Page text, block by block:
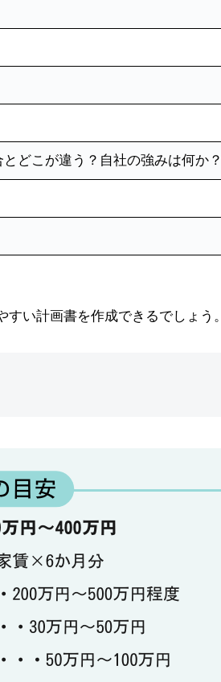
どこが違う？自社の強みは何か？
い計画書を作成できるでしょう。